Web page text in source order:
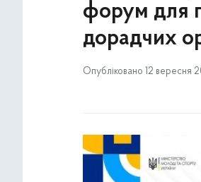
форум для
дорадчих
Опубліковано 12 вересня